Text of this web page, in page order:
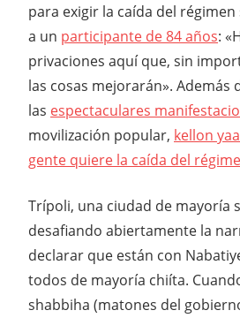
para exigir la caída del
a un participante de 84 años:
privaciones aquí que, sin
las cosas mejorarán». Además
las espectaculares
movilización popular, kellon
gente quiere la caída del
Trípoli, una ciudad de mayoría
desafiando abiertamente la
declarar que están con
todos de mayoría chiíta.
shabbiha (matones del